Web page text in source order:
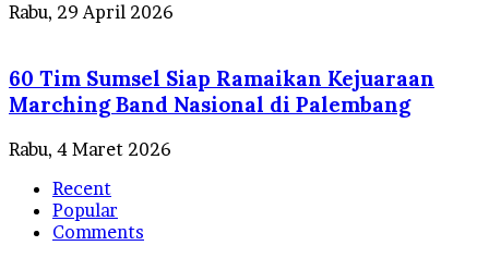
Rabu, 29 April 2026
60 Tim Sumsel Siap Ramaikan Kejuaraan
Marching Band Nasional di Palembang
Rabu, 4 Maret 2026
Recent
Popular
Comments